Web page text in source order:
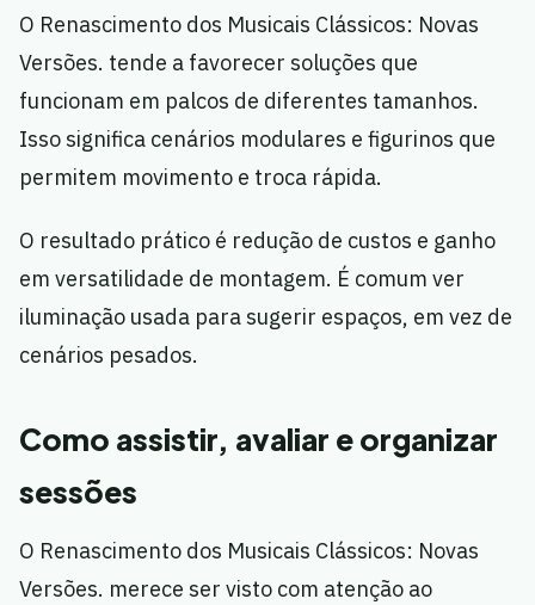
O Renascimento dos Musicais Clássicos: Novas
Versões. tende a favorecer soluções que
funcionam em palcos de diferentes tamanhos.
Isso significa cenários modulares e figurinos que
permitem movimento e troca rápida.
O resultado prático é redução de custos e ganho
em versatilidade de montagem. É comum ver
iluminação usada para sugerir espaços, em vez de
cenários pesados.
Como assistir, avaliar e organizar
sessões
O Renascimento dos Musicais Clássicos: Novas
Versões. merece ser visto com atenção ao